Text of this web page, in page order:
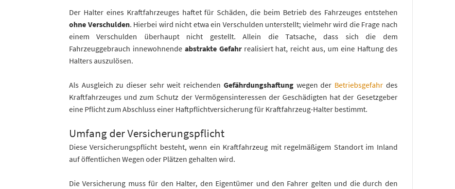
Der Halter eines Kraftfahrzeuges haftet für Schäden, die beim Betrieb des Fahrzeuges entstehen
ohne Verschulden. Hierbei wird nicht etwa ein Verschulden unterstellt; vielmehr wird die Frage nach
einem Verschulden überhaupt nicht gestellt. Allein die Tatsache, dass sich die dem
Fahrzeuggebrauch innewohnende abstrakte Gefahrrealisiert hat, reicht aus, um eine Haftung des
Halters auszulösen.
Als Ausgleich zu dieser sehr weit reichenden Gefährdungshaftungwegen der Betriebsgefahrdes
Kraftfahrzeuges und zum Schutz der Vermögensinteressen der Geschädigten hat der Gesetzgeber
eine Pflicht zum Abschluss einer Haftpflichtversicherung für Kraftfahrzeug-Halter bestimmt.
Umfang der Versicherungspflicht
Diese Versicherungspflicht besteht, wenn ein Kraftfahrzeug mit regelmäßigem Standort im Inland
auf öffentlichen Wegen oder Plätzen gehalten wird.
Die Versicherung muss für den Halter, den Eigentümer und den Fahrer gelten und die durch den